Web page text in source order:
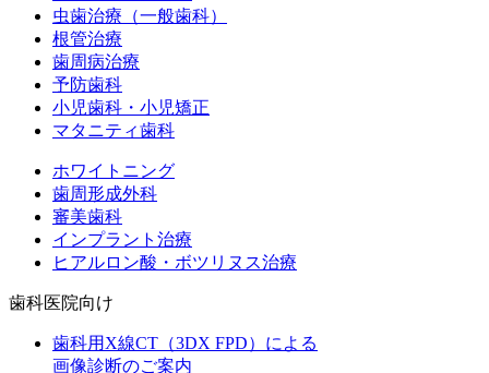
虫歯治療（一般歯科）
根管治療
歯周病治療
予防歯科
小児歯科・小児矯正
マタニティ歯科
ホワイトニング
歯周形成外科
審美歯科
インプラント治療
ヒアルロン酸・ボツリヌス治療
歯科医院向け
歯科用X線CT（3DX FPD）による
画像診断のご案内